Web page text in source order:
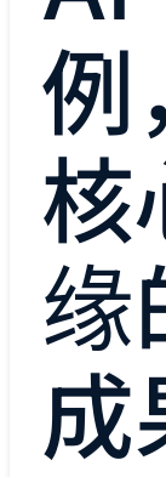
例
核
缘
成